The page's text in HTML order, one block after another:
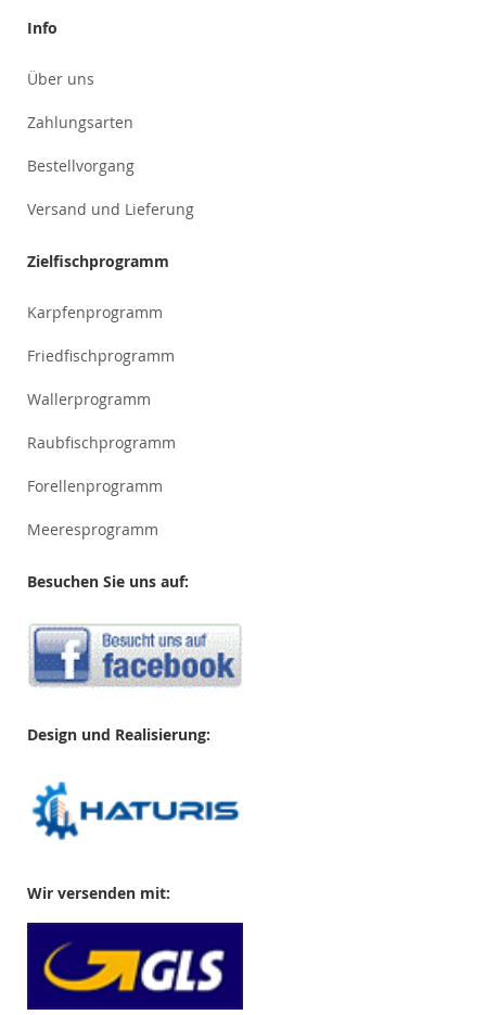
Info
Über uns
Zahlungsarten
Bestellvorgang
Versand und Lieferung
Zielfischprogramm
Karpfenprogramm
Friedfischprogramm
Wallerprogramm
Raubfischprogramm
Forellenprogramm
Meeresprogramm
Besuchen Sie uns auf:
Design und Realisierung:
Wir versenden mit: